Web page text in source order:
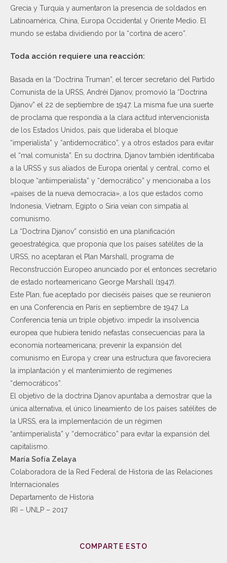
Grecia y Turquía y aumentaron la presencia de soldados en
Latinoamérica, China, Europa Occidental y Oriente Medio. El
mundo se estaba dividiendo por la “cortina de acero”.
Toda acción requiere una reacción:
Basada en la “Doctrina Truman”, el tercer secretario del Partido
Comunista de la URSS, Andréi Djanov, promovió la “Doctrina
Djanov” el 22 de septiembre de 1947. La misma fue una suerte
de proclama que respondía a la clara actitud intervencionista
de los Estados Unidos, país que lideraba el bloque
“imperialista” y “antidemocrático”, y a otros estados para evitar
el “mal comunista”. En su doctrina, Djanov también identificaba
a la URSS y sus aliados de Europa oriental y central, como el
bloque “antiimperialista” y “democrático” y mencionaba a los
«países de la nueva democracia», a los que estados como
Indonesia, Vietnam, Egipto o Siria veían con simpatía al
comunismo.
La “Doctrina Djanov” consistió en una planificación
geoestratégica, que proponía que los países satélites de la
URSS, no aceptaran el Plan Marshall, programa de
Reconstrucción Europeo anunciado por el entonces secretario
de estado norteamericano George Marshall (1947).
Este Plan, fue aceptado por dieciséis países que se reunieron
en una Conferencia en París en septiembre de 1947. La
Conferencia tenía un triple objetivo: impedir la insolvencia
europea que hubiera tenido nefastas consecuencias para la
economía norteamericana; prevenir la expansión del
comunismo en Europa y crear una estructura que favoreciera
la implantación y el mantenimiento de regímenes
“democráticos”.
El objetivo de la doctrina Djanov apuntaba a demostrar que la
única alternativa, el único lineamiento de los países satélites de
la URSS, era la implementación de un régimen
“antiimperialista” y “democrático” para evitar la expansión del
capitalismo.
María Sofía Zelaya
Colaboradora de la Red Federal de Historia de las Relaciones
Internacionales
Departamento de Historia
IRI – UNLP – 2017
COMPARTE ESTO